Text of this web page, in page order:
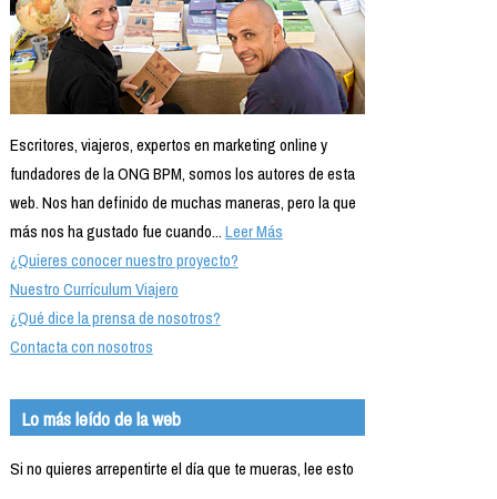
Escritores, viajeros, expertos en marketing online y
fundadores de la ONG BPM, somos los autores de esta
web. Nos han definido de muchas maneras, pero la que
más nos ha gustado fue cuando...Leer Más
¿Quieres conocer nuestro proyecto?
Nuestro Currículum Viajero
¿Qué dice la prensa de nosotros?
Contacta con nosotros
Lo más leído de la web
Si no quieres arrepentirte el día que te mueras, lee esto